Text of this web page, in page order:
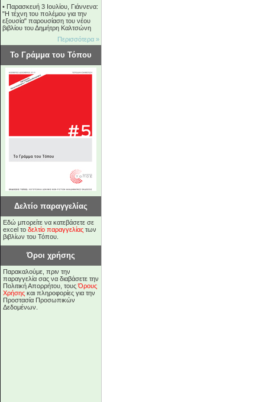
• Παρασκευή 3 Ιουλίου, Γιάννενα:
"Η τέχνη του πολέμου για την
εξουσία" παρουσίαση του νέου
βιβλίου του Δημήτρη Καλτσώνη
Περισσότερα »
Το Γράμμα του Τόπου
Δελτίο παραγγελίας
Εδώ μπορείτε να κατεβάσετε σε
excel το δελτίο παραγγελίας των
βιβλίων του Τόπου.
Όροι χρήσης
Παρακαλούμε, πριν την
παραγγελία σας να διαβάσετε την
Πολιτική Απορρήτου, τουςΌρους
Χρήσης και πληροφορίες για την
Προστασία Προσωπικών
Δεδομένων.